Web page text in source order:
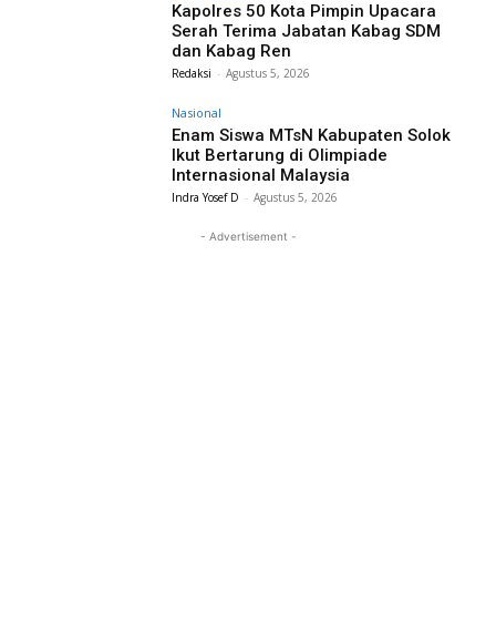
Kapolres 50 Kota Pimpin Upacara
Serah Terima Jabatan Kabag SDM
dan Kabag Ren
Redaksi - Agustus 5, 2026
Nasional
Enam Siswa MTsN Kabupaten Solok
Ikut Bertarung di Olimpiade
Internasional Malaysia
Indra Yosef D - Agustus 5, 2026
- Advertisement -